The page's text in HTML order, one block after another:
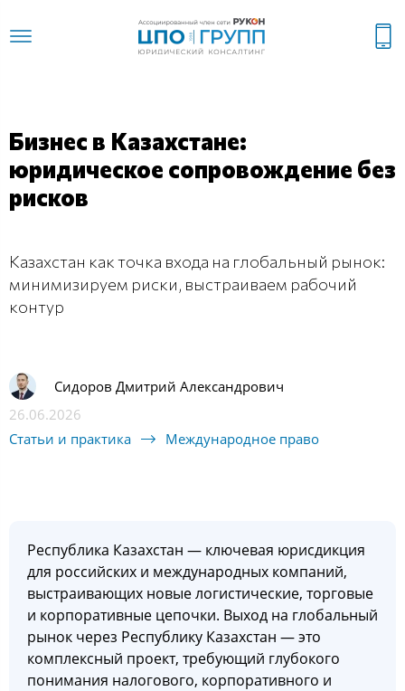
Бизнес в Казахстане:
юридическое сопровождение без
рисков
Казахстан как точка входа на глобальный рынок:
минимизируем риски, выстраиваем рабочий
контур
Сидоров Дмитрий Александрович
26.06.2026
Статьи и практика
Международное право
Республика Казахстан — ключевая юрисдикция
для российских и международных компаний,
выстраивающих новые логистические, торговые
и корпоративные цепочки. Выход на глобальный
рынок через Республику Казахстан — это
комплексный проект, требующий глубокого
понимания налогового, корпоративного и